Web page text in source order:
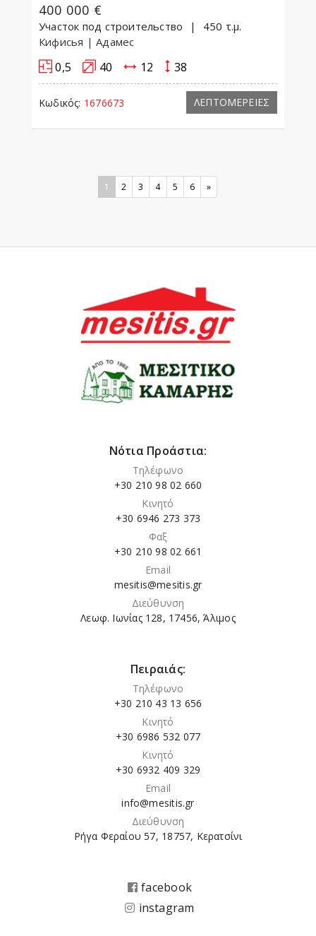
400 000 €
Участок под строительство
450 τ.μ.
Кифисья | Адамес
0,5 40 12 38
Κωδικός: 1676673 ΛΕΠΤΟΜΕΡΕΙΕΣ
1 2 3 4 5 6 »
Νότια Προάστια:
Τηλέφωνο
+30 210 98 02 660
Κινητό
+30 6946 273 373
Φαξ
+30 210 98 02 661
Email
mesitis@mesitis.gr
Διεύθυνση
Λεωφ. Ιωνίας 128, 17456, Άλιμος
Πειραιάς:
Τηλέφωνο
+30 210 43 13 656
Κινητό
+30 6986 532 077
Κινητό
+30 6932 409 329
Email
info@mesitis.gr
Διεύθυνση
Ρήγα Φεραίου 57, 18757, Κερατσίνι
facebook
instagram